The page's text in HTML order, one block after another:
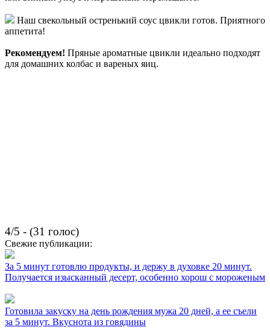
Наш свекольный остренький соус цвикли готов. Приятного
аппетита!
Рекомендуем! Пряные ароматные цвикли идеально подходят
для домашних колбас и вареных яиц.
4/5 - (31 голос)
Свежие публикации:
За 5 минут готовлю продукты, и держу в духовке 20 минут.
Получается изысканный десерт, особенно хорош с мороженым
Готовила закуску на день рождения мужа 20 дней, а ее съели
за 5 минут. Вкуснота из говядины